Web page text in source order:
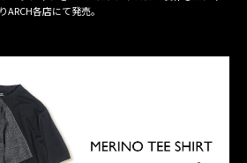
各店にて発売。